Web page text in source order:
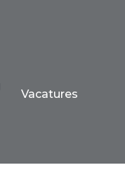
Vacatures